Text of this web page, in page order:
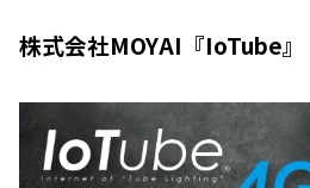
株式会社MOYAI『IoTube』